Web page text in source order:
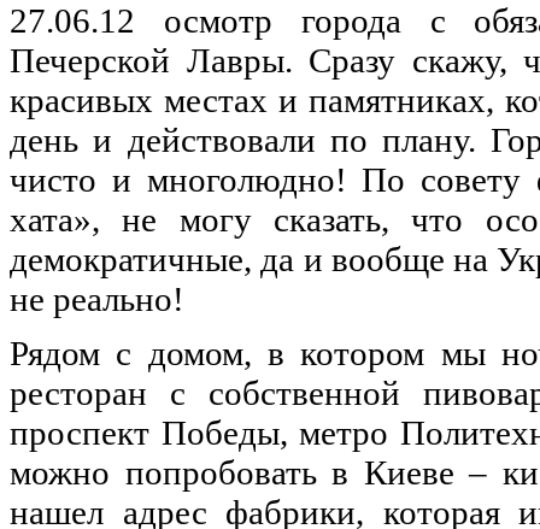
27.06.12 осмотр города с
Печерской Лавры. Сразу скажу,
красивых местах и памятниках,
день и действовали по плану.
чисто и многолюдно!По совету
хата»,не могу сказать, что
демократичные, да и вообще на
не реально!
Рядом с домом, вкотором мы
ресторан с собственной
проспект Победы,метро
можно попробоватьв Киеве –
нашел адрес фабрики, которая